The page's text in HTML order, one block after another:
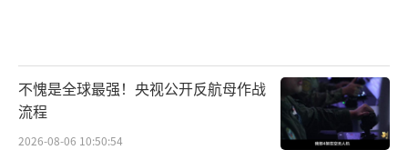
不愧是全球最强！央视公开反航母作战
流程
2026-08-06 10:50:54